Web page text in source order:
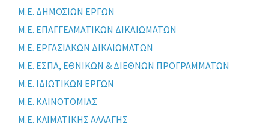
Μ.Ε. ΔΗΜΟΣΙΩΝ ΕΡΓΩΝ
Μ.Ε. ΕΠΑΓΓΕΛΜΑΤΙΚΩΝ ΔΙΚΑΙΩΜΑΤΩΝ
Μ.Ε. ΕΡΓΑΣΙΑΚΩΝ ΔΙΚΑΙΩΜΑΤΩΝ
Μ.Ε. ΕΣΠΑ, ΕΘΝΙΚΩΝ & ΔΙΕΘΝΩΝ ΠΡΟΓΡΑΜΜΑΤΩΝ
Μ.Ε. ΙΔΙΩΤΙΚΩΝ ΕΡΓΩΝ
Μ.Ε. ΚΑΙΝΟΤΟΜΙΑΣ
Μ.Ε. ΚΛΙΜΑΤΙΚΗΣ ΑΛΛΑΓΗΣ